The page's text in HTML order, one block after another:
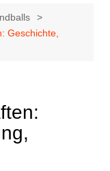
Geschichte,